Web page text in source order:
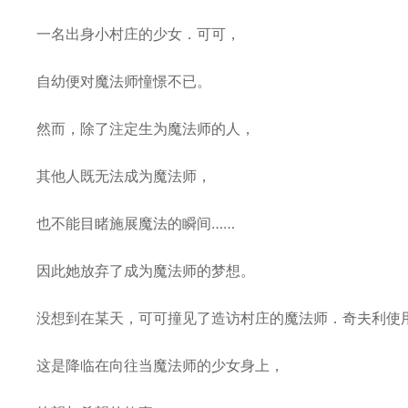
一名出身小村庄的少女．可可，
自幼便对魔法师憧憬不已。
然而，除了注定生为魔法师的人，
其他人既无法成为魔法师，
也不能目睹施展魔法的瞬间……
因此她放弃了成为魔法师的梦想。
没想到在某天，可可撞见了造访村庄的魔法师．奇夫利
这是降临在向往当魔法师的少女身上，